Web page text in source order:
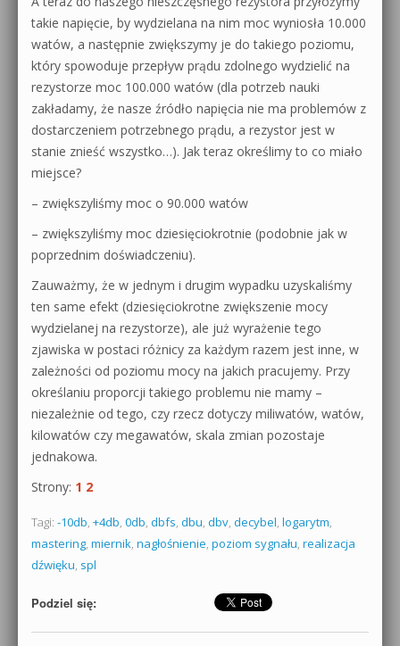
takie napięcie, by wydzielana na nim moc wyniosła 10.000
watów, a następnie zwiększymy je do takiego poziomu,
który spowoduje przepływ prądu zdolnego wydzielić na
rezystorze moc 100.000 watów (dla potrzeb nauki
zakładamy, że nasze źródło napięcia nie ma problemów z
dostarczeniem potrzebnego prądu, a rezystor jest w
stanie znieść wszystko…). Jak teraz określimy to co miało
miejsce?
– zwiększyliśmy moc o 90.000 watów
– zwiększyliśmy moc dziesięciokrotnie (podobnie jak w
poprzednim doświadczeniu).
Zauważmy, że w jednym i drugim wypadku uzyskaliśmy
ten same efekt (dziesięciokrotne zwiększenie mocy
wydzielanej na rezystorze), ale już wyrażenie tego
zjawiska w postaci różnicy za każdym razem jest inne, w
zależności od poziomu mocy na jakich pracujemy. Przy
określaniu proporcji takiego problemu nie mamy –
niezależnie od tego, czy rzecz dotyczy miliwatów, watów,
kilowatów czy megawatów, skala zmian pozostaje
jednakowa.
Strony: 1 2
Tagi: -10db, +4db, 0db, dbfs, dbu, dbv, decybel, logarytm,
mastering, miernik, nagłośnienie, poziom sygnału, realizacja
dźwięku, spl
Podziel się: